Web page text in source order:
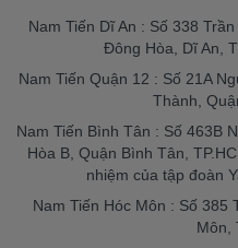
Nam Tiến Dĩ An : Số 338
Đông Hòa, Dĩ An,
Nam Tiến Quận 12 : Số 21A
Thành,
Nam Tiến Bình Tân : Số 463B
Hòa B, Quận Bình Tân,
nhiệm của tập đoàn
Nam Tiến Hóc Môn : Số 385
Môn,